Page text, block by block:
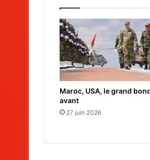
Maroc, USA, le grand
avant
27 juin 2026